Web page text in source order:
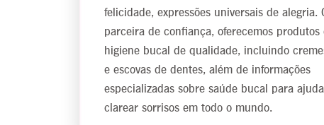
felicidade, expressões universais de alegria.
parceira de confiança, oferecemos produtos
higiene bucal de qualidade, incluindo
e escovas de dentes, além de informações
especializadas sobre saúde bucal para
clarear sorrisos em todo o mundo.